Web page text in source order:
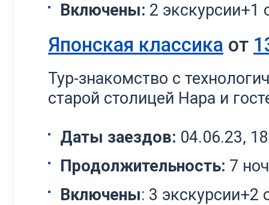
Включены: 2 экскурсии+1
Японская классика от
Тур-знакомство с
старой столицей Нара и
Даты заездов: 04.06.23,
Продолжительность: 7
Включены: 3 экскурсии+2